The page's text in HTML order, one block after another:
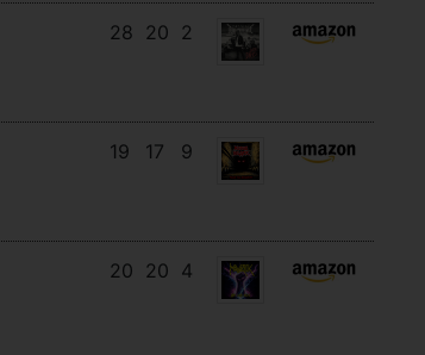
28 20 2
19 17 9
20 20 4